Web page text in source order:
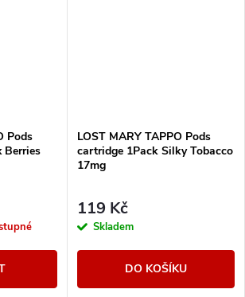
Pods
Berries
LOST MARY TAPPO Pods
cartridge 1Pack Silky Tobacco
17mg
119 Kč
Skladem
DO KOŠÍKU